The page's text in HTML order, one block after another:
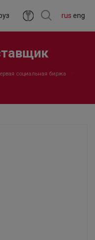
rus eng
социальная биржа